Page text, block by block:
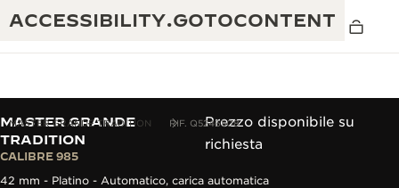
ACCESSIBILITY.GOTOCONTENT
ECCELLENZA: OLTRE 190 ANNI DI TRADIZIONE
MASTER GRANDE TRADITION RIF. Q5246508
MASTER GRANDE
TRADITION
CALIBRE 985
Prezzo disponibile su
richiesta
42 mm - Platino - Automatico, carica automatica